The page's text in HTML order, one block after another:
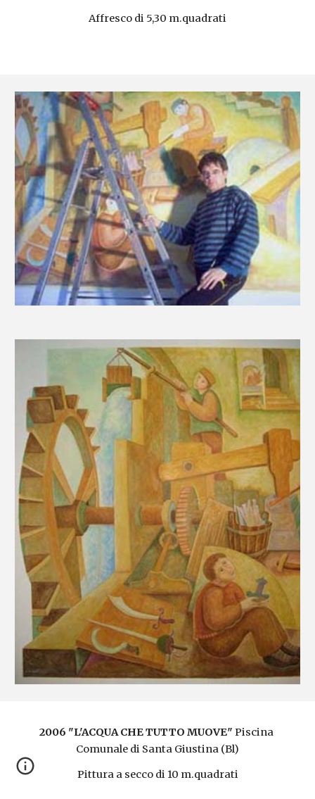
Affresco di 5,30 m.quadrati
2006 "L'ACQUA CHE TUTTO MUOVE" Piscina
Comunale di Santa Giustina (Bl)
Pittura a secco di 10 m.quadrati